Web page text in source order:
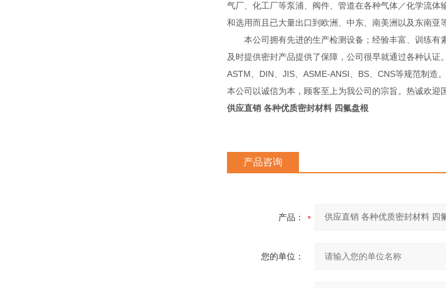
气厂、化工厂等泵浦、阀件、管道在各种气体／化学流体
和选用而且已大量出口到欧洲、中东、南美洲以及东南
本公司拥有先进的生产检测设备；经验丰富、训练有
及时提供密封产品提供了保障，公司很早就通过各种认证
ASTM、DIN、JIS、ASME-ANSI、BS、CNS等规范制造
本公司以诚信为本，顾客至上为我公司的宗旨。热诚欢迎
供应直销 各种优质密封材料 四氟盘根
产品咨询
产品：
您的单位：